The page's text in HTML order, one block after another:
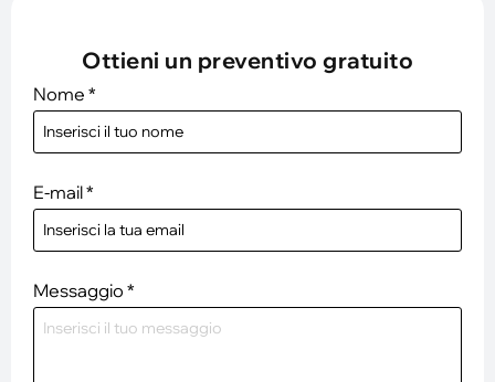
Ottieni un preventivo gratuito
Nome *
E-mail*
Messaggio *